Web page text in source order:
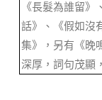
《長髮為誰留
話》、《假如沒
集》，另有《晚
深厚，詞句茂顯